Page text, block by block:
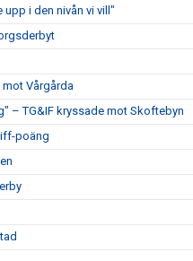
i den nivån vi vill"
mot Vårgårda
– TG&IF kryssade mot Skoftebyn
poäng